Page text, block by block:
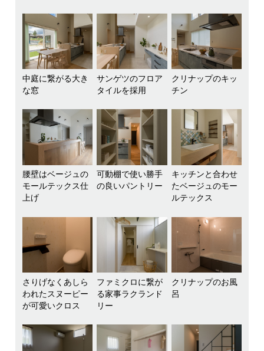
中庭に繋がる大き
な窓
サンゲツのフロア
タイルを採用
クリナップのキッ
チン
腰壁はベージュの
モールテックス仕
上げ
可動棚で使い勝手
の良いパントリー
キッチンと合わせ
たベージュのモー
ルテックス
さりげなくあしら
われたスヌーピー
が可愛いクロス
ファミクロに繋が
る家事ラクランド
リー
クリナップのお風
呂